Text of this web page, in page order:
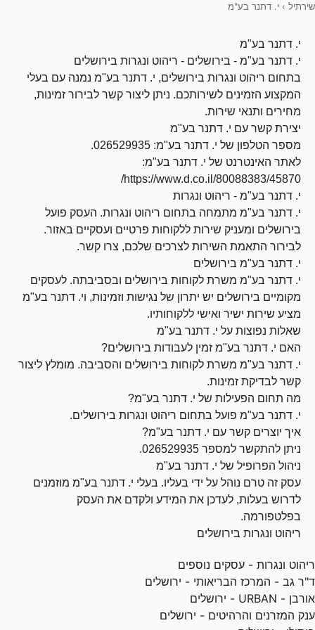
שירתיל › י. דתנר בע"מ
י. דתנר בע"מ
י. דתנר בע"מ - בירושלים - ריהוט ונגרות בירושלים
בתחום ריהוט ונגרות בירושלים, י. דתנר בע"מ נמנה עם בעלי
המקצוע הזמינים לשירותכם. ניתן ליצור קשר לבירור זמינות,
מחירים ותנאי שירות.
יצירת קשר עם י. דתנר בע"מ
מספר הטלפון של י. דתנר בע"מ: 026529935.
לאתר האינטרנט של י. דתנר בע"מ:
https://www.d.co.il/80088383/45870/
י. דתנר בע"מ - ריהוט ונגרות
י. דתנר בע"מ מתמחה בתחום ריהוט ונגרות. העסק פועל
בירושלים ומעניק שירות ללקוחות פרטיים ועסקיים באזור.
לבירור התאמת השירות לצרכים שלכם, צרו קשר.
י. דתנר בע"מ בירושלים
י. דתנר בע"מ משרת לקוחות בירושלים ובסביבתה. לעסקים
מקומיים בירושלים יש יתרון של נגישות וזמינות, וי. דתנר בע"מ
מציע שירות ישיר ואישי ללקוחותיו.
שאלות נפוצות על י. דתנר בע"מ
האם י. דתנר בע"מ זמין לעבודות בירושלים?
י. דתנר בע"מ משרת לקוחות בירושלים והסביבה. מומלץ ליצור
קשר לבדיקת זמינות.
מה תחום הפעילות של י. דתנר בע"מ?
י. דתנר בע"מ פועל בתחום ריהוט ונגרות בירושלים.
איך יוצרים קשר עם י. דתנר בע"מ?
ניתן להתקשר למספר 026529935.
ניהול הפרופיל של י. דתנר בע"מ
עסק זה טרם נוהל על ידי בעליו. בעלי י. דתנר בע"מ מוזמנים
לדרוש בעלות, לעדכן את המידע ולקדם את העסק
בפלטפורמה.
ריהוט ונגרות בירושלים
ריהוט ונגרות - עסקים נוספים
ד"ר גב - המרכז הבריאותי - ירושלים
אורבן - URBAN - ירושלים
ענק המזרנים והרהיטים - ירושלים